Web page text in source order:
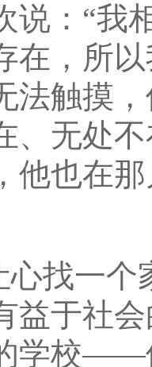
：“我相
在，所
法触摸
、无处
他也在
找一个
益于社
学校——